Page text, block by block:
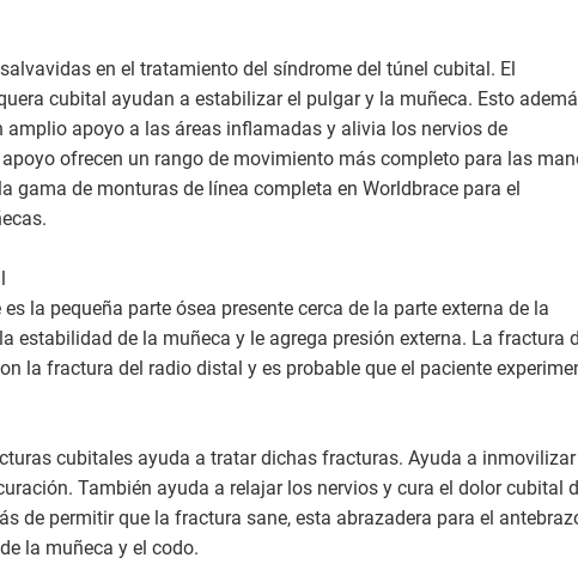
en el tratamiento del síndrome del túnel cubital. El
cubital ayudan a estabilizar el pulgar y la muñeca. Esto
apoyo a las áreas inflamadas y alivia los nervios de
ofrecen un rango de movimiento más completo para las
gama de monturas de línea completa en Worldbrace para el
la pequeña parte ósea presente cerca de la parte externa de la
estabilidad de la muñeca y le agrega presión externa. La fractura
la fractura del radio distal y es probable que el paciente
cubitales ayuda a tratar dichas fracturas. Ayuda a inmovilizar
También ayuda a relajar los nervios y cura el dolor cubital
de permitir que la fractura sane, esta abrazadera para el
la muñeca y el codo.